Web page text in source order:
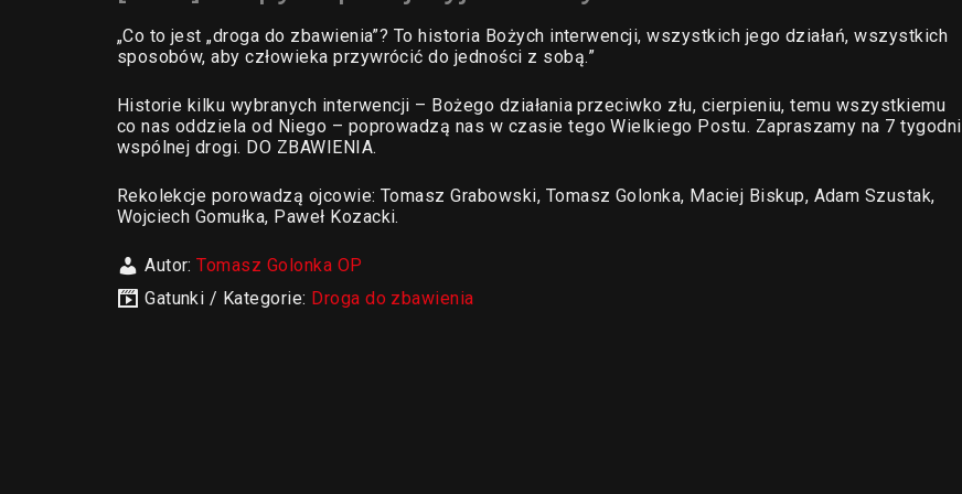
„Co to jest „droga do zbawienia”? To historia Bożych interwencji, wszystkich jego działań, wszystkich
sposobów, aby człowieka przywrócić do jedności z sobą.”
Historie kilku wybranych interwencji – Bożego działania przeciwko złu, cierpieniu, temu wszystkiemu
co nas oddziela od Niego – poprowadzą nas w czasie tego Wielkiego Postu. Zapraszamy na 7 tygodni
wspólnej drogi. DO ZBAWIENIA.
Rekolekcje porowadzą ojcowie: Tomasz Grabowski, Tomasz Golonka, Maciej Biskup, Adam Szustak,
Wojciech Gomułka, Paweł Kozacki.
Autor:Tomasz Golonka OP
Gatunki / Kategorie: Droga do zbawienia